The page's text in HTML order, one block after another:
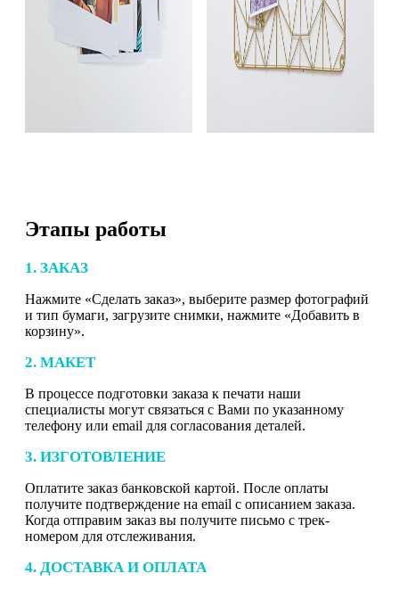
Этапы работы
1. ЗАКАЗ
Нажмите «Сделать заказ», выберите размер фотографий
и тип бумаги, загрузите снимки, нажмите «Добавить в
корзину».
2. МАКЕТ
В процессе подготовки заказа к печати наши
специалисты могут связаться с Вами по указанному
телефону или email для согласования деталей.
3. ИЗГОТОВЛЕНИЕ
Оплатите заказ банковской картой. После оплаты
получите подтверждение на email с описанием заказа.
Когда отправим заказ вы получите письмо с трек-
номером для отслеживания.
4. ДОСТАВКА И ОПЛАТА